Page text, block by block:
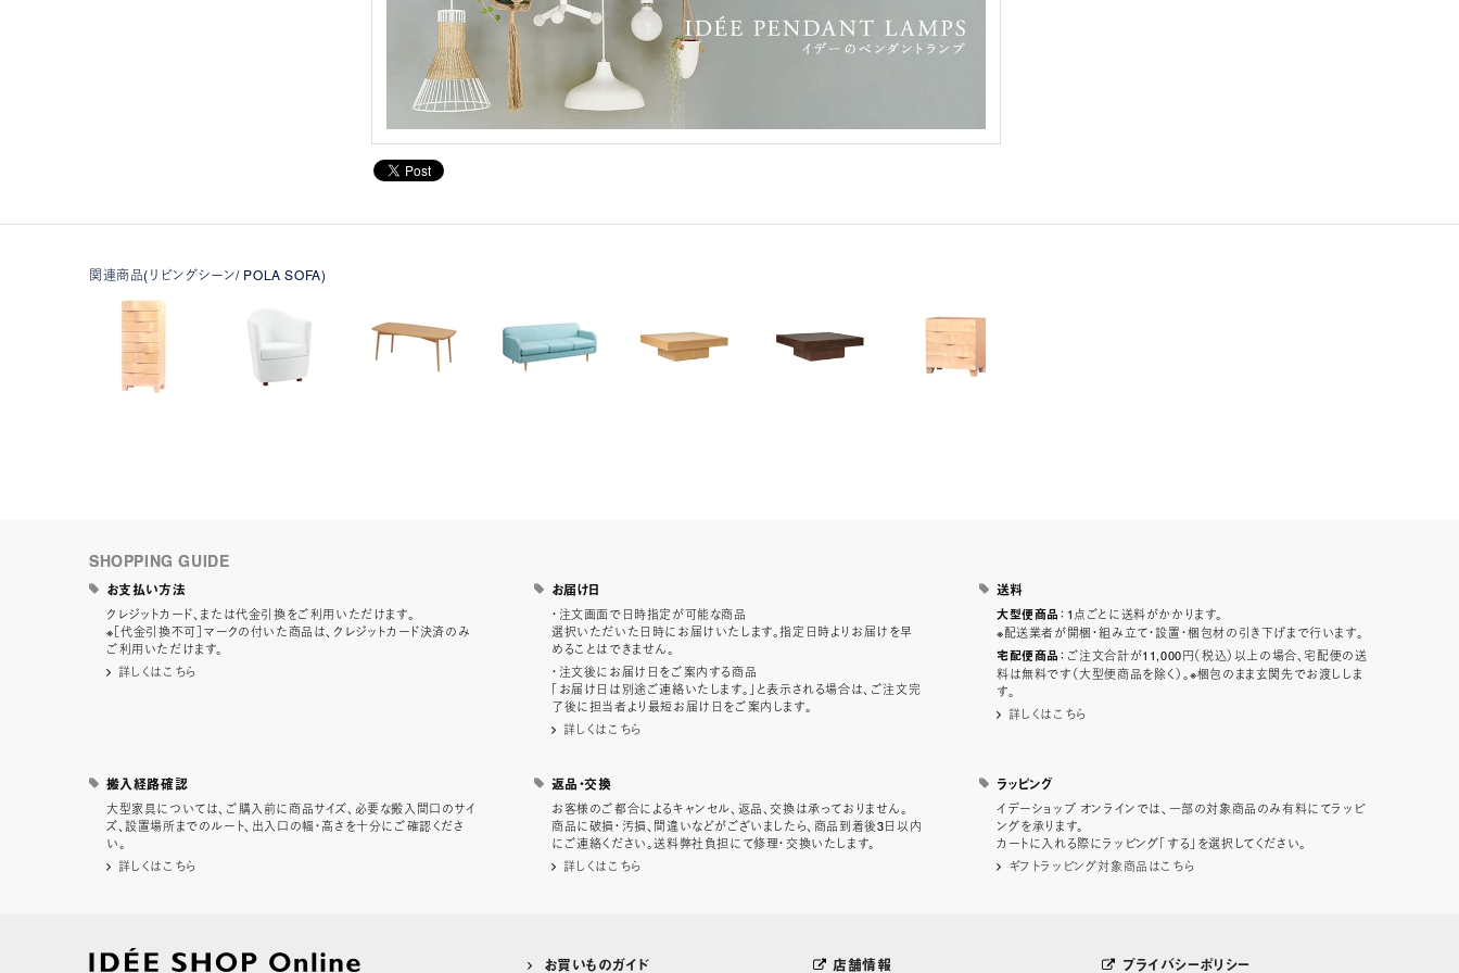
関連商品(リビングシーン/ POLA SOFA)
SHOPPING GUIDE
お支払い方法
クレジットカード、または代金引換をご利用いただけます。
※［代金引換不可］マークの付いた商品は、クレジットカード決済のみ
ご利用いただけます。
詳しくはこちら
お届け日
・注文画面で日時指定が可能な商品
選択いただいた日時にお届けいたします。指定日時よりお届けを早
めることはできません。
・注文後にお届け日をご案内する商品
「お届け日は別途ご連絡いたします。」と表示される場合は、ご注文完
了後に担当者より最短お届け日をご案内します。
詳しくはこちら
送料
大型便商品 ：1点ごとに送料がかかります。
※配送業者が開梱・組み立て・設置・梱包材の引き下げまで行います。
宅配便商品 ：ご注文合計が11,000円（税込）以上の場合、宅配便の送
料は無料です（大型便商品を除く）。※梱包のまま玄関先でお渡ししま
す。
詳しくはこちら
搬入経路確認
大型家具については、ご購入前に商品サイズ、必要な搬入間口のサイ
ズ、設置場所までのルート、出入口の幅・高さを十分にご確認くださ
い。
詳しくはこちら
返品・交換
お客様のご都合によるキャンセル、返品、交換は承っておりません。
商品に破損・汚損、間違いなどがございましたら、商品到着後3日以内
にご連絡ください。送料弊社負担にて修理・交換いたします。
詳しくはこちら
ラッピング
イデーショップ オンラインでは、一部の対象商品のみ有料にてラッピ
ングを承ります。
カートに入れる際にラッピング「する」を選択してください。
ギフトラッピング対象商品はこちら
お買いものガイド 店舗情報 プライバシーポリシー